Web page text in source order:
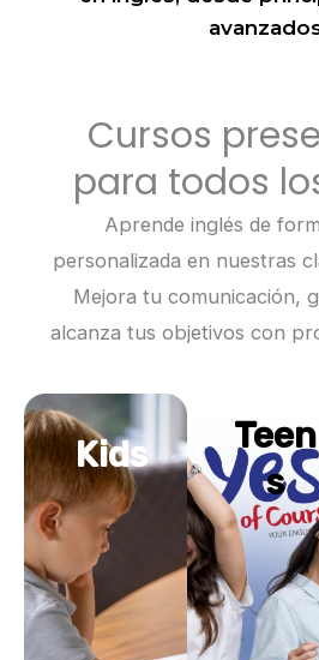
Cursos
para todos
Aprende inglés de
personalizada en nuestras
Mejora tu comunicación,
alcanza tus objetivos con
Kids
Teen
s